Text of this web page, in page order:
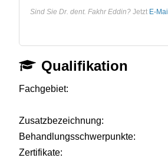
Sind Sie Dr. dent. Fakhr Eddin? Jetzt E-
Qualifikation
Fachgebiet:
Zusatzbezeichnung:
Behandlungsschwerpunkte:
Zertifikate: